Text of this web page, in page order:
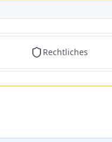
Rechtliches